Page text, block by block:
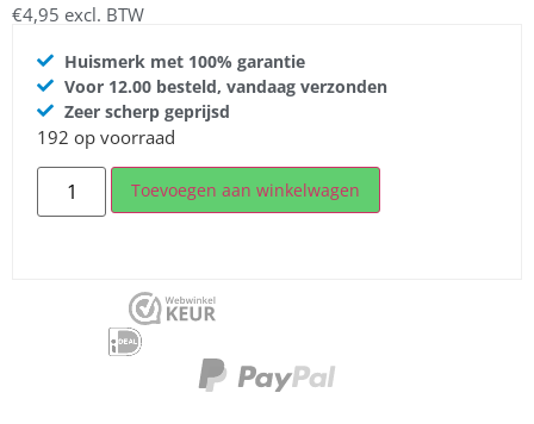
€4,95 excl. BTW
Huismerk met 100% garantie
Voor 12.00 besteld, vandaag verzonden
Zeer scherp geprijsd
192 op voorraad
Toevoegen aan winkelwagen